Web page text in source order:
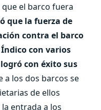
el barco fuera
que la fuerza de
contra el barco
Índico con varios
con éxito sus
a los dos barcos se
de ellos
entrada a los